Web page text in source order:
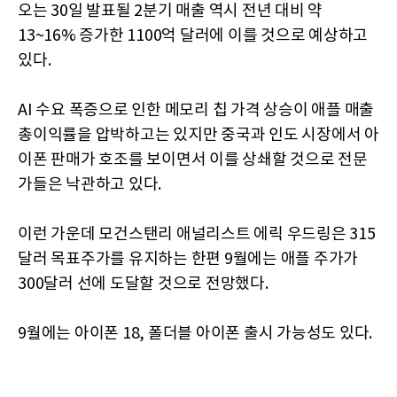
오는 30일 발표될 2분기 매출 역시 전년 대비 약
13~16% 증가한 1100억 달러에 이를 것으로 예상하고
있다.
AI 수요 폭증으로 인한 메모리 칩 가격 상승이 애플 매출
총이익률을 압박하고는 있지만 중국과 인도 시장에서 아
이폰 판매가 호조를 보이면서 이를 상쇄할 것으로 전문
가들은 낙관하고 있다.
이런 가운데 모건스탠리 애널리스트 에릭 우드링은 315
달러 목표주가를 유지하는 한편 9월에는 애플 주가가
300달러 선에 도달할 것으로 전망했다.
9월에는 아이폰 18, 폴더블 아이폰 출시 가능성도 있다.